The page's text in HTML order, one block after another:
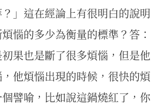
」這在經論上有很明白的說明
惱的多少為衡量的標準？答：
果也是斷了很多煩惱，但是他
他煩惱出現的時候，很快的煩
譬喻，比如說這鍋燒紅了，你